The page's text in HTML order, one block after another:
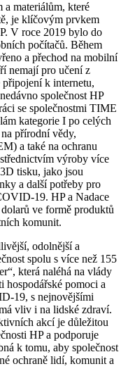
materiálům, které
je klíčovým prvkem
V roce 2019 bylo do
počítačů. Během
a přechod na mobilní
nemají pro učení z
k internetu,
společnost HP
se společnostmi TIME
kategorie I po celých
přírodní vědy,
a také na ochranu
výroby více
tisku, jako jsou
a další potřeby pro
19. HP a Nadace
ve formě produktů
komunit.
odolnější a
spolu s více než 155
která naléhá na vlády
hospodářské pomoci a
19, s nejnovějšími
vliv i na lidské zdraví.
akcí je důležitou
HP a podporuje
k tomu, aby společnost
ochraně lidí, komunit a